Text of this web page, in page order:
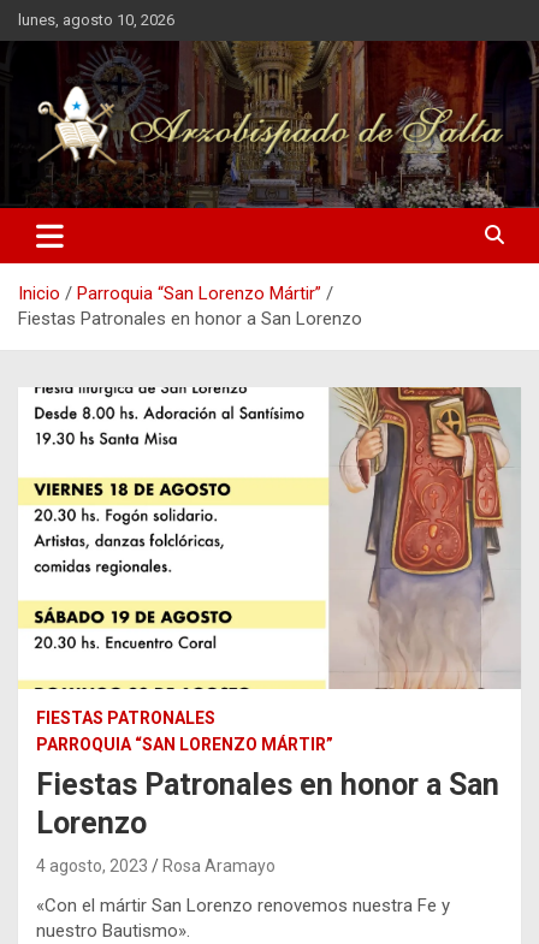
Saltar
al
contenido
lunes, agosto 10, 2026
Arzobispado de Salta
Arzobispado de Salta
Inicio
Parroquia “San Lorenzo Mártir”
Fiestas Patronales en honor a San Lorenzo
FIESTAS PATRONALES
PARROQUIA “SAN LORENZO MÁRTIR”
Fiestas Patronales en honor a San
Lorenzo
4 agosto, 2023 Rosa Aramayo
«Con el mártir San Lorenzo renovemos nuestra Fe y
nuestro Bautismo».